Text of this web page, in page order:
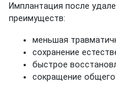
Имплантация после
преимуществ:
меньшая
сохранение
быстрое
сокращение общего